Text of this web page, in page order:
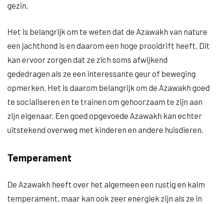
gezin.
Het is belangrijk om te weten dat de Azawakh van nature
een jachthond is en daarom een hoge prooidrift heeft. Dit
kan ervoor zorgen dat ze zich soms afwijkend
gededragen als ze een interessante geur of beweging
opmerken. Het is daarom belangrijk om de Azawakh goed
te socialiseren en te trainen om gehoorzaam te zijn aan
zijn eigenaar. Een goed opgevoede Azawakh kan echter
uitstekend overweg met kinderen en andere huisdieren.
Temperament
De Azawakh heeft over het algemeen een rustig en kalm
temperament, maar kan ook zeer energiek zijn als ze in